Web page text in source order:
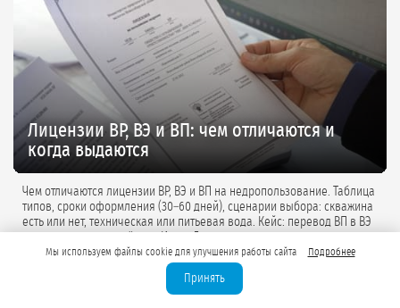
Лицензии ВР, ВЭ и ВП: чем отличаются и
когда выдаются
Чем отличаются лицензии ВР, ВЭ и ВП на недропользование. Таблица
типов, сроки оформления (30–60 дней), сценарии выбора: скважина
есть или нет, техническая или питьевая вода. Кейс: перевод ВП в ВЭ
для коттеджного посёлка «Истра Дом».
Мы используем файлы cookie для улучшения работы сайта Подробнее
Принять